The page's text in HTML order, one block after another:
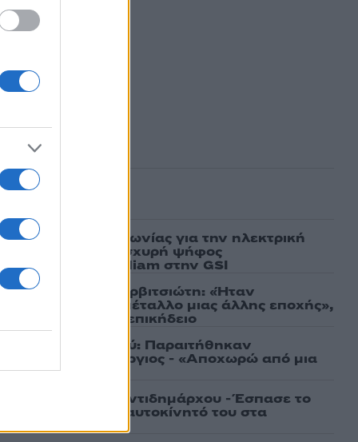
υπογραφή συμφωνίας για την ηλεκτρική
– Κύπρου: «Ισχυρή ψήφος
είσοδος της Meridiam στην GSI
στον Γιάννη Βαρβιτσιώτη: «Ήταν
το σπάνιο μέταλλο μιας άλλης εποχής»,
στον επικήδειο
την Καρυστιανού: Παραιτήθηκαν
και Κοτσόργιος - «Αποχωρώ από μια
αδερφός αντιδημάρχου - Έσπασε το
και έπεσε με το αυτοκίνητό του στα